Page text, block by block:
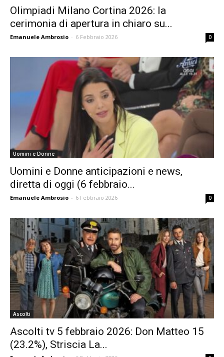
Olimpiadi Milano Cortina 2026: la
cerimonia di apertura in chiaro su...
Emanuele Ambrosio - 6 Febbraio 2026 0
Uomini e Donne
Uomini e Donne anticipazioni e news,
diretta di oggi (6 febbraio...
Emanuele Ambrosio - 6 Febbraio 2026 0
Ascolti
Ascolti tv 5 febbraio 2026: Don Matteo 15
(23.2%), Striscia La...